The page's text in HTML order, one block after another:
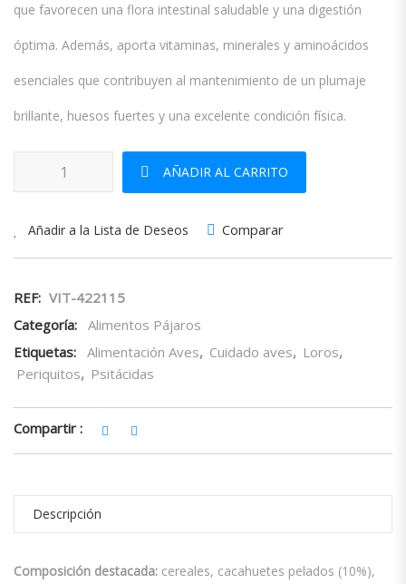
que favorecen una flora intestinal saludable y una digestión
óptima. Además, aporta vitaminas, minerales y aminoácidos
esenciales que contribuyen al mantenimiento de un plumaje
brillante, huesos fuertes y una excelente condición física.
Nutribird G14 Tropical cantidad
AÑADIR AL CARRITO
Añadir a la Lista de Deseos Comparar
REF: VIT-422115
Categoría: Alimentos Pájaros
Etiquetas: Alimentación Aves, Cuidado aves, Loros,
Periquitos, Psitácidas
Compartir :
Descripción
Composición destacada: cereales, cacahuetes pelados (10%),